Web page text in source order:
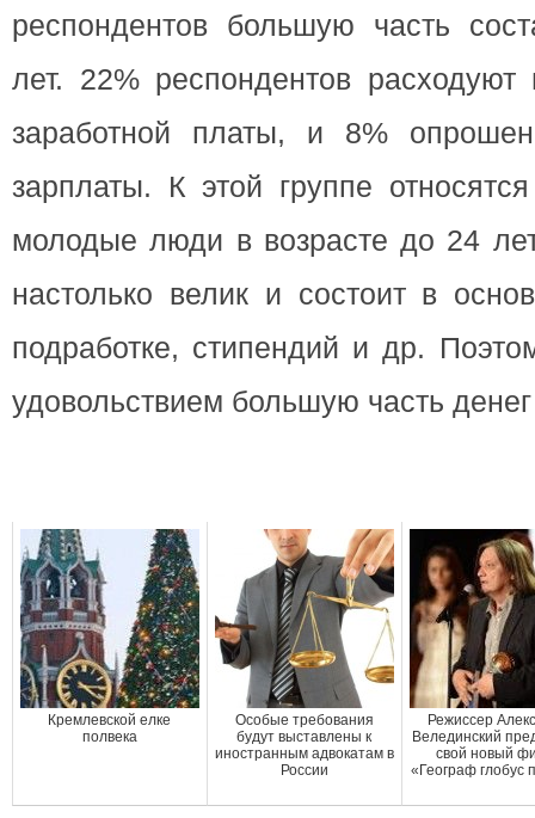
респондентов большую часть
лет. 22% респондентов
заработной платы, и 8%
зарплаты. К этой группе
молодые люди в возрасте до 24
настолько велик и состоит в
подработке, стипендий и др.
удовольствием большую часть
Кремлевской елке
полвека
Особые требования
будут выставлены к
иностранным адвокатам в
России
Режиссер
Велединский
свой новый
«Географ глобус